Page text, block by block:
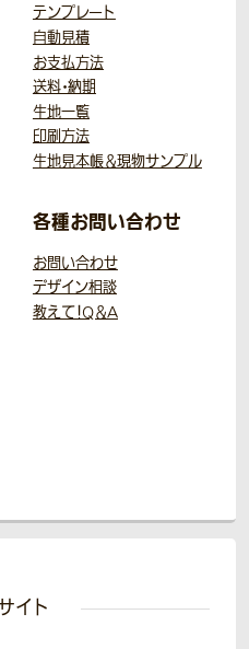
テンプレート
自動見積
お支払方法
送料・納期
生地一覧
印刷方法
生地見本帳＆現物サンプル
各種お問い合わせ
お問い合わせ
デザイン相談
教えて！Q＆A
イト